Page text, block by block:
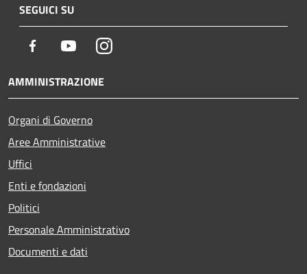
SEGUICI SU
Facebook YoutubeInstagram
AMMINISTRAZIONE
Organi di Governo
Aree Amministrative
Uffici
Enti e fondazioni
Politici
Personale Amministrativo
Documenti e dati